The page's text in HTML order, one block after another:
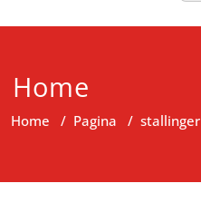
Home
Home / Pagina / stallinger